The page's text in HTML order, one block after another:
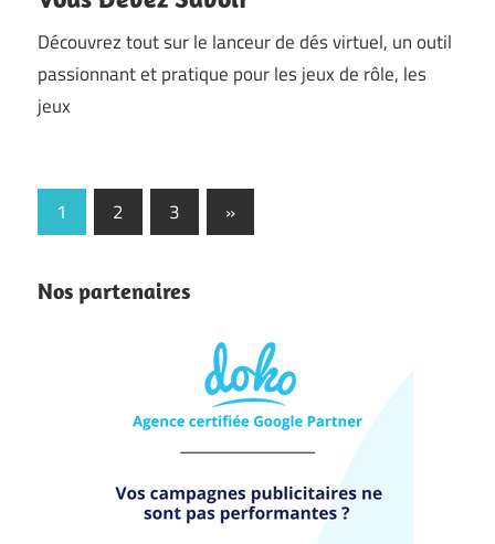
Découvrez tout sur le lanceur de dés virtuel, un outil
passionnant et pratique pour les jeux de rôle, les
jeux
Navigation
articles
1 2 3
Next
Posts
»
Nos partenaires